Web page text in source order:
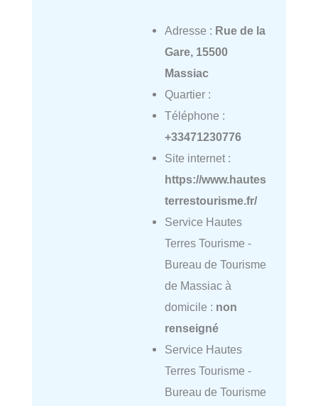
Adresse : Rue de la
Gare, 15500
Massiac
Quartier :
Téléphone :
+33471230776
Site internet :
https://www.hautes
terrestourisme.fr/
Service Hautes
Terres Tourisme -
Bureau de Tourisme
de Massiac à
domicile : non
renseigné
Service Hautes
Terres Tourisme -
Bureau de Tourisme